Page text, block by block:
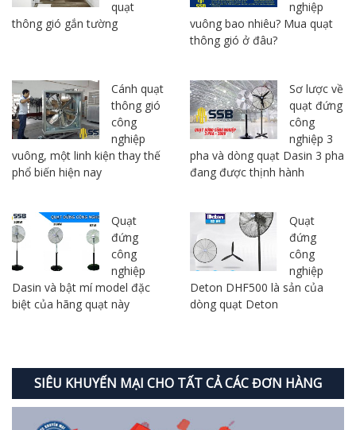
quạt
thông gió gắn tường
nghiệp
vuông bao nhiêu? Mua quạt
thông gió ở đâu?
Cánh quạt
thông gió
công
nghiệp
vuông, một linh kiện thay thế
phổ biến hiện nay
Sơ lược về
quạt đứng
công
nghiệp 3
pha và dòng quạt Dasin 3 pha
đang được thịnh hành
Quạt
đứng
công
nghiệp
Dasin và bật mí model đặc
biệt của hãng quạt này
Quạt
đứng
công
nghiệp
Deton DHF500 là sản của
dòng quạt Deton
SIÊU KHUYẾN MẠI CHO TẤT CẢ CÁC ĐƠN HÀNG